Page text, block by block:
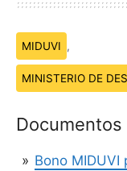
Temas:
MIDUVI ,
MINISTERIO DE
Bono